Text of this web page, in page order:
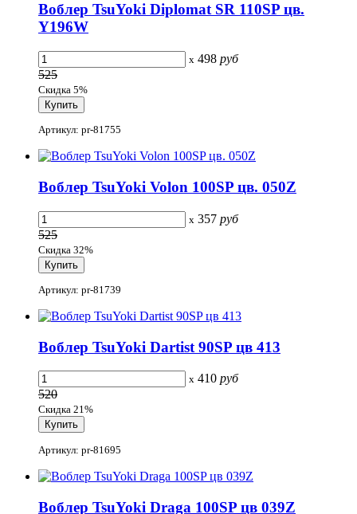
Воблер TsuYoki Diplomat SR 110SP цв.
Y196W
x 498 руб
525
Скидка 5%
Артикул: pr-81755
Воблер TsuYoki Volon 100SP цв. 050Z
x 357 руб
525
Скидка 32%
Артикул: pr-81739
Воблер TsuYoki Dartist 90SP цв 413
x 410 руб
520
Скидка 21%
Артикул: pr-81695
Воблер TsuYoki Draga 100SP цв 039Z